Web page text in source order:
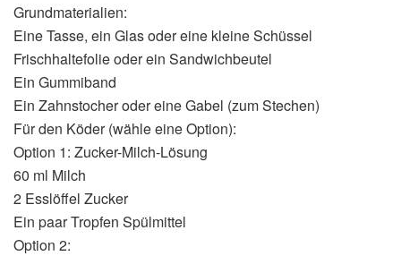
Grundmaterialien:
Eine Tasse, ein Glas oder eine kleine Schüssel
Frischhaltefolie oder ein Sandwichbeutel
Ein Gummiband
Ein Zahnstocher oder eine Gabel (zum Stechen)
Für den Köder (wähle eine Option):
Option 1: Zucker-Milch-Lösung
60 ml Milch
2 Esslöffel Zucker
Ein paar Tropfen Spülmittel
Option 2: